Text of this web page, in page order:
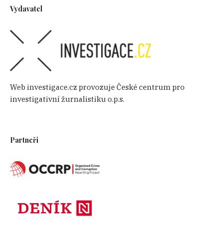
Vydavatel
Web investigace.cz provozuje České centrum pro
investigativní žurnalistiku o.p.s.
Partneři